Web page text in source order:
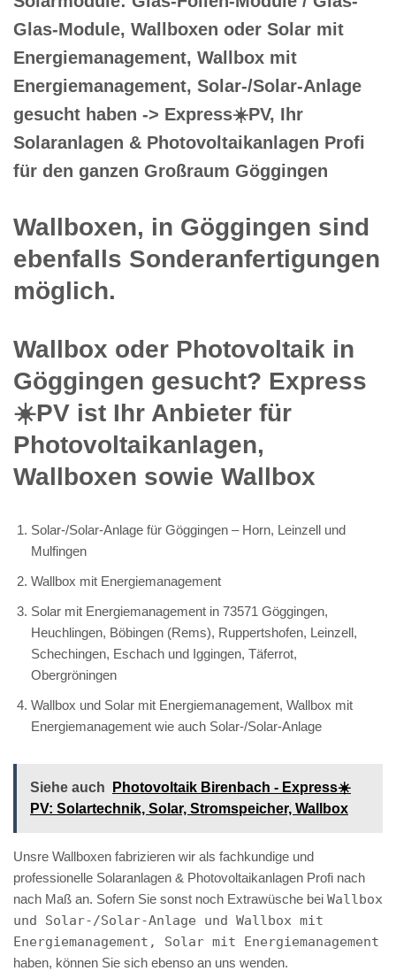
Glas-Module, Wallboxen oder Solar mit
Energiemanagement, Wallbox mit
Energiemanagement, Solar-/Solar-Anlage
gesucht haben -> Express☀️PV️, Ihr
Solaranlagen & Photovoltaikanlagen Profi
für den ganzen Großraum Göggingen
Wallboxen, in Göggingen sind
ebenfalls Sonderanfertigungen
möglich.
Wallbox oder Photovoltaik in
Göggingen gesucht? Express
☀️PV️ ist Ihr Anbieter für
Photovoltaikanlagen,
Wallboxen sowie Wallbox
Solar-/Solar-Anlage für Göggingen – Horn, Leinzell und
Mulfingen
Wallbox mit Energiemanagement
Solar mit Energiemanagement in 73571 Göggingen,
Heuchlingen, Böbingen (Rems), Ruppertshofen, Leinzell,
Schechingen, Eschach und Iggingen, Täferrot,
Obergröningen
Wallbox und Solar mit Energiemanagement, Wallbox mit
Energiemanagement wie auch Solar-/Solar-Anlage
Siehe auch
Photovoltaik Birenbach - Express☀️
PV️: Solartechnik, Solar, Stromspeicher, Wallbox
Unsre Wallboxen fabrizieren wir als fachkundige und
professionelle Solaranlagen & Photovoltaikanlagen Profi nach
nach Maß an. Sofern Sie sonst noch Extrawüsche bei Wallbox
und Solar-/Solar-Anlage und Wallbox mit
Energiemanagement, Solar mit Energiemanagement
haben, können Sie sich ebenso an uns wenden.